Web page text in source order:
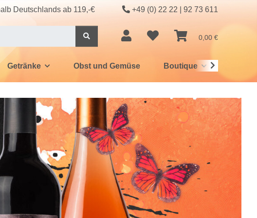
Deutschlands ab 119,-€ +49 (0) 22 22 | 92 73 611
0,00 €
Getränke Obst und Gemüse Boutique